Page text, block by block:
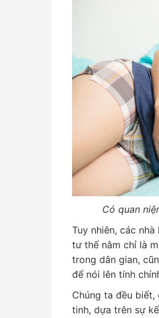
Có quan
Tuy nhiên, các
tư thế nằm chỉ là
trong dân gian,
để nói lên tính
Chúng ta đều
tinh, dựa trên sự